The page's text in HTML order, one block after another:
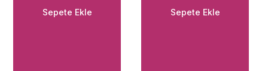
Sepete Ekle Sepete Ekle